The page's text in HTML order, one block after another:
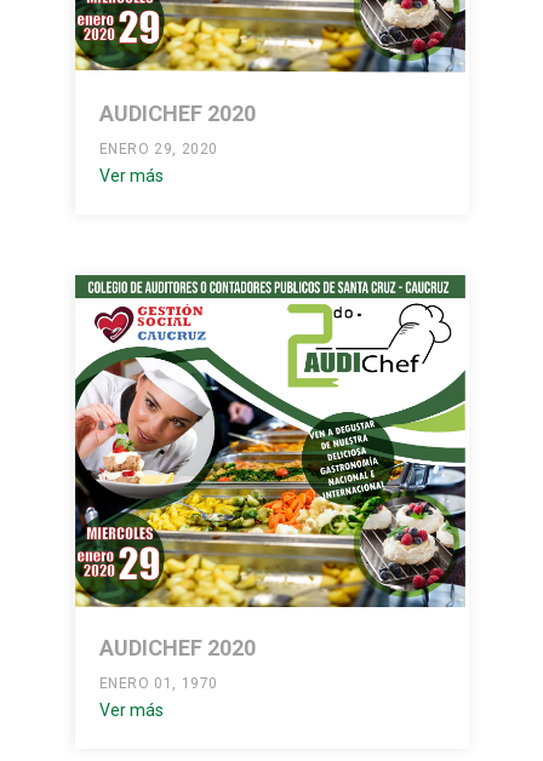
AUDICHEF 2020
ENERO 29, 2020
Ver más
AUDICHEF 2020
ENERO 01, 1970
Ver más